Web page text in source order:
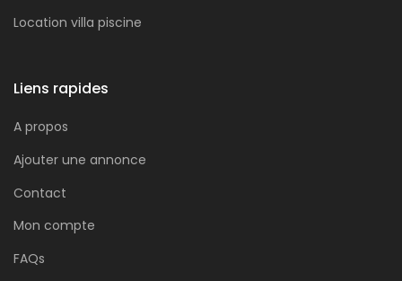
Location villa piscine
Liens rapides
A propos
Ajouter une annonce
Contact
Mon compte
FAQs